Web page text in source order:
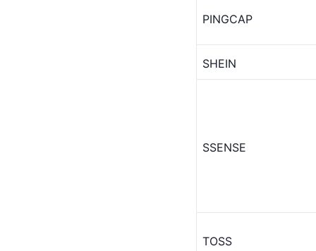
PINGCAP
SHEIN
SSENSE
TOSS